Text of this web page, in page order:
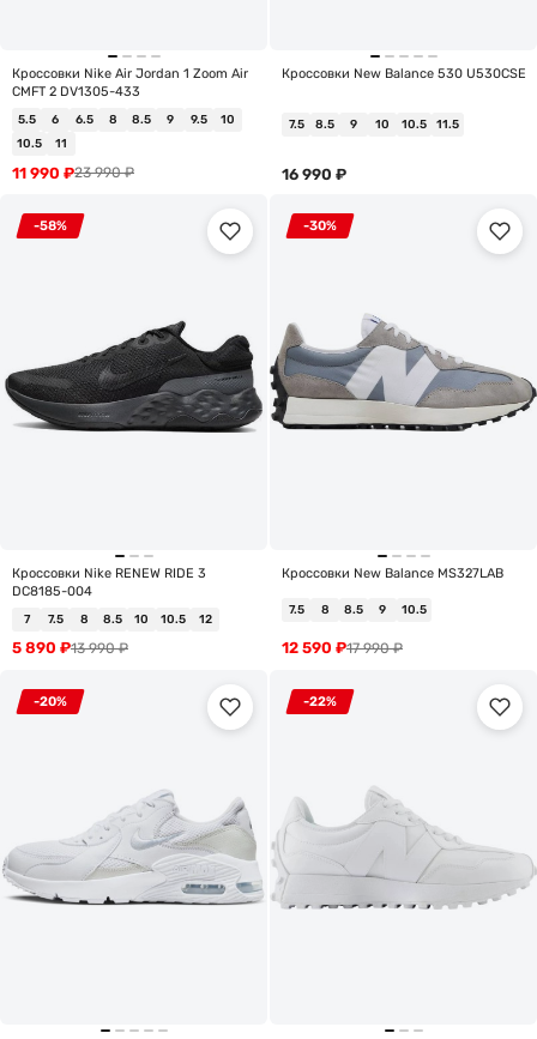
Кроссовки Nike Air Jordan 1 Zoom Air
CMFT 2 DV1305-433
5.5 6 6.5 8 8.5 9 9.5
10
10.5
11
23 990₽
11 990 ₽
Кроссовки New Balance 530 U530CSE
7.5 8.5 9 10 10.5 11.5
16 990 ₽
-58%
Кроссовки Nike RENEW RIDE 3
DC8185-004
7 7.5 8 8.5 10 10.5 12
13 990₽
5 890 ₽
-30%
Кроссовки New Balance MS327LAB
7.5 8 8.5 9 10.5
17 990₽
12 590 ₽
-20% -22%